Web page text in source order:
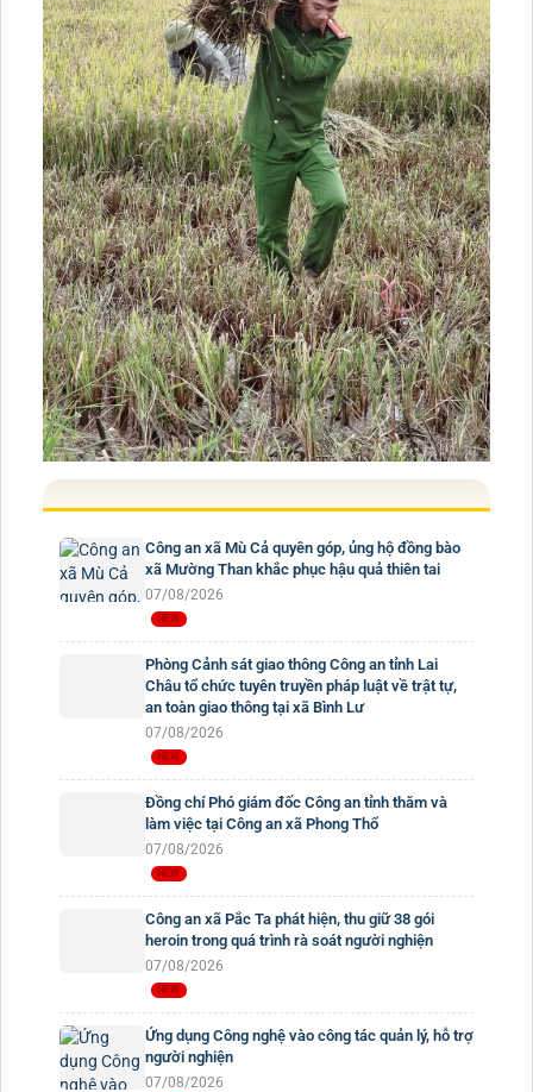
Công an xã Mù Cả quyên góp, ủng hộ đồng bào
xã Mường Than khắc phục hậu quả thiên tai
07/08/2026
Phòng Cảnh sát giao thông Công an tỉnh Lai
Châu tổ chức tuyên truyền pháp luật về trật tự,
an toàn giao thông tại xã Bình Lư
07/08/2026
Đồng chí Phó giám đốc Công an tỉnh thăm và
làm việc tại Công an xã Phong Thổ
07/08/2026
Công an xã Pắc Ta phát hiện, thu giữ 38 gói
heroin trong quá trình rà soát người nghiện
07/08/2026
Ứng dụng Công nghệ vào công tác quản lý, hỗ trợ
người nghiện
07/08/2026